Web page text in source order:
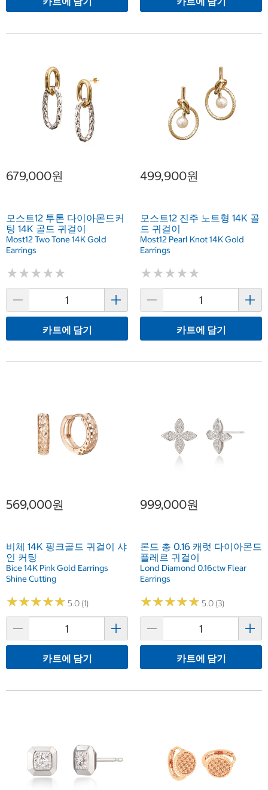
679,000원
모스트12 투톤 다이아몬드커
팅 14K 골드 귀걸이
Most12 Two Tone 14K Gold
Earrings
★★★★★
★★★★★
카트에 담기
499,900원
모스트12 진주 노트형 14K 골
드 귀걸이
Most12 Pearl Knot 14K Gold
Earrings
★★★★★
★★★★★
카트에 담기
569,000원
비체 14K 핑크골드 귀걸이 샤
인 커팅
Bice 14K Pink Gold Earrings
Shine Cutting
★★★★★
★★★★★ 5.0 (1)
카트에 담기
999,000원
론드 총 0.16 캐럿 다이아몬드
플레르 귀걸이
Lond Diamond 0.16ctw Flear
Earrings
★★★★★
★★★★★ 5.0 (3)
카트에 담기